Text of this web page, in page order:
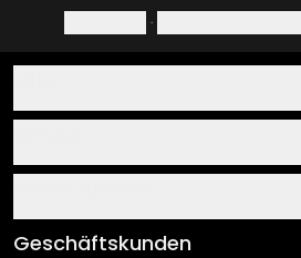
·
Über uns
Klebe- und Montageanleitungen
AGB
Geschäftskunden